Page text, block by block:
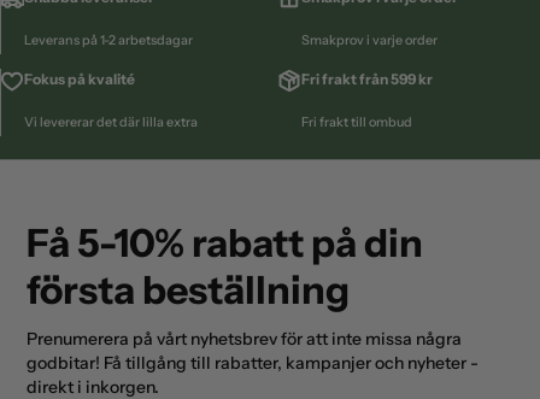
Leverans på 1-2 arbetsdagar Smakprov i varje order
Fokus på kvalité
Vi levererar det där lilla extra
Fri frakt från 599 kr
Fri frakt till ombud
Få 5-10% rabatt på din
första beställning
Prenumerera på vårt nyhetsbrev för att inte missa några
godbitar! Få tillgång till rabatter, kampanjer och nyheter -
direkt i inkorgen.